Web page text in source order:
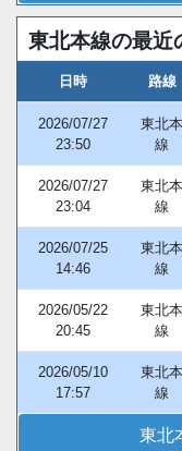
東北本線の最近
日時 路線
2026/07/27
23:50
東北本
線
2026/07/27
23:04
東北本
線
2026/07/25
14:46
東北本
線
2026/05/22
20:45
東北本
線
2026/05/10
17:57
東北本
線
東北